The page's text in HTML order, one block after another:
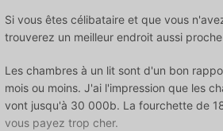
Si vous êtes célibataire et que vous
trouverez un meilleur endroit aussi
Les chambres à un lit sont d'un bon
mois ou moins. J'ai l'impression que les
vont jusqu'à 30 000b. La fourchette de
vous payez trop cher.